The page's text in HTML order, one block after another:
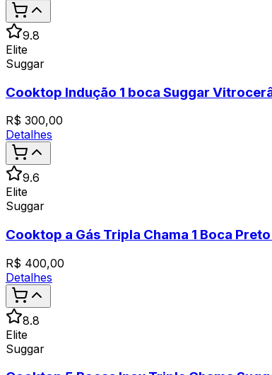
9.8
Elite
Suggar
Cooktop Indução 1 boca Suggar
R$ 300,00
Detalhes
9.6
Elite
Suggar
Cooktop a Gás Tripla Chama 1 Boca
R$ 400,00
Detalhes
8.8
Elite
Suggar